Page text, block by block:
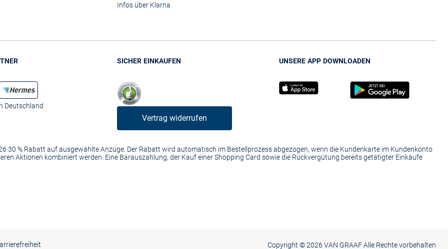
Infos über Klarna
Deutschland
SICHER EINKAUFEN
Vertrag widerrufen
UNSERE APP DOWNLOADEN
30 % Rabatt auf ausgewählte Anzüge. Der Rabatt wird automatisch im Bestellprozess abgezogen, wenn die Kundenkarte im Kundenkonto
Aktionen kombiniert werden. Eine Barauszahlung, der Kauf einer Shopping Card sowie die Rückvergütung bereits getätigter Einkäufe
Copyright ©2026 VAN GRAAF Alle Rechte vorbehalten